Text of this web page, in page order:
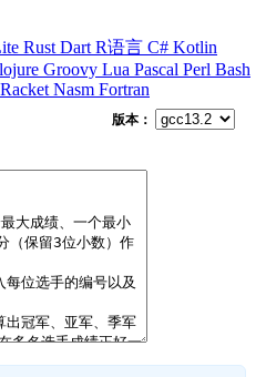
Rust Dart R语言 C# Kotlin
Groovy Lua Pascal Perl Bash
Racket Nasm Fortran
版本：